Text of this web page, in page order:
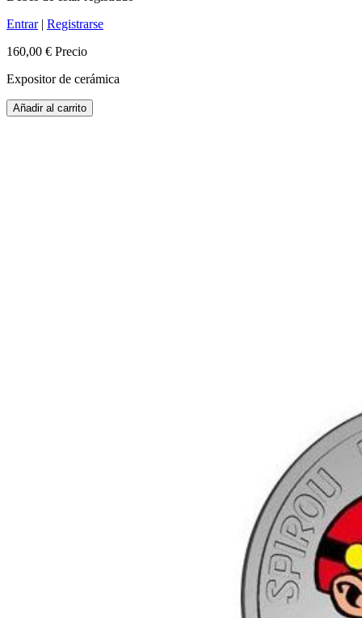
Entrar| Registrarse
160,00 € Precio
Expositor de cerámica
Añadir al carrito